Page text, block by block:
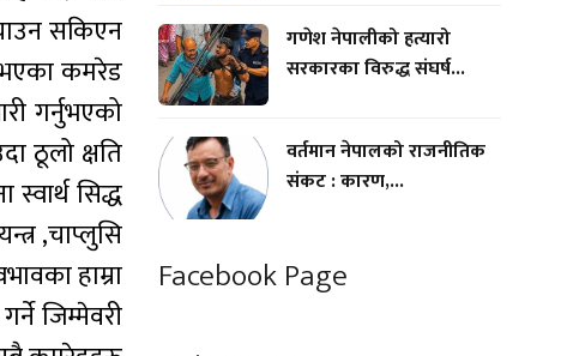
सकिएन
भएका कमरेड
गर्नुभएको
ठूलो क्षति
सिद्ध
,चाप्लुसि
हाम्रा
जिम्मेवरी
गणेश नेपालीको हत्यारो
सरकारका विरुद्ध संघर्ष...
वर्तमान नेपालको राजनीतिक
संकट : कारण,...
Facebook Page